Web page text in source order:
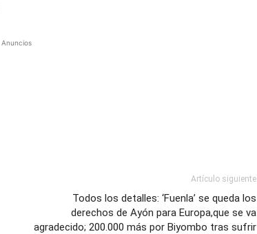
Anuncios
Artículo siguiente
Todos los detalles: ‘Fuenla’ se queda los
derechos de Ayón para Europa,que se va
agradecido; 200.000 más por Biyombo tras sufrir